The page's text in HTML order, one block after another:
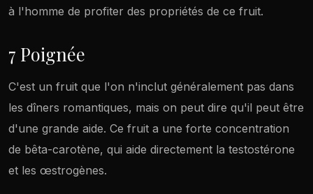
à l'homme de profiter des propriétés de ce fruit.
7 Poignée
C'est un fruit que l'on n'inclut généralement pas dans
les dîners romantiques, mais on peut dire qu'il peut être
d'une grande aide. Ce fruit a une forte concentration
de bêta-carotène, qui aide directement la testostérone
et les œstrogènes.